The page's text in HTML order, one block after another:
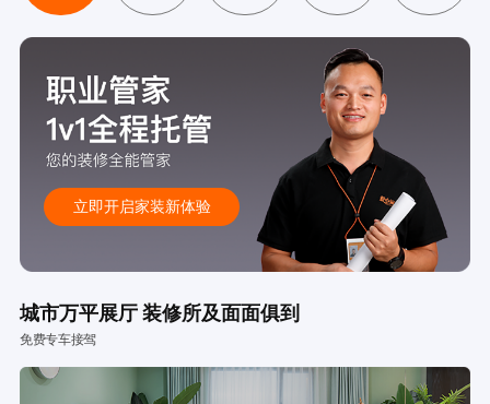
立即开启家装新体验
城市万平展厅 装修所及面面俱到
免费专车接驾